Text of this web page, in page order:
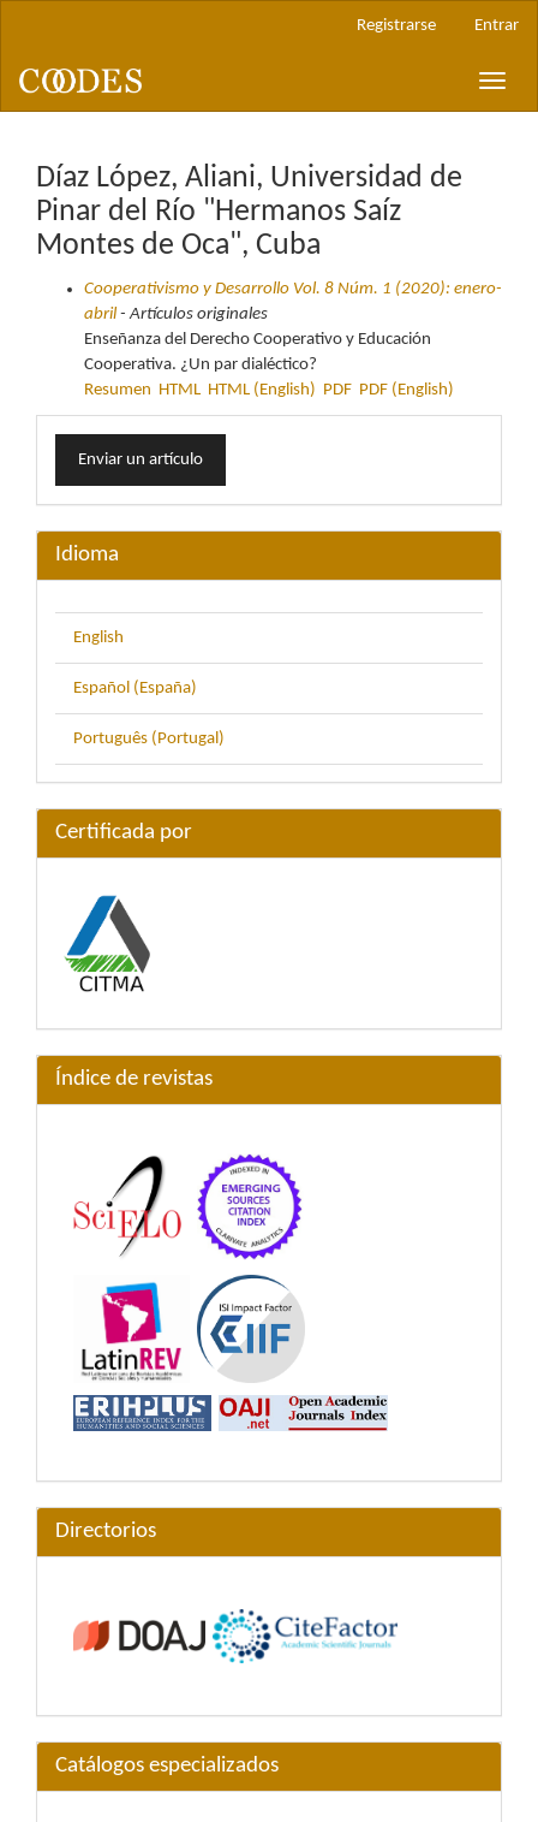
principal
Barra
Registrarse Entrar
Toggle
Díaz López, Aliani, Universidad de
Pinar del Río "Hermanos Saíz
Montes de Oca", Cuba
Cooperativismo y Desarrollo Vol. 8 Núm. 1 (2020): enero-
abril- Artículos originales
Enseñanza del Derecho Cooperativo y Educación
Cooperativa. ¿Un par dialéctico?
Resumen HTML HTML (English) PDF PDF (English)
Enviar
unEnviar un artículo
Idioma
English
Español (España)
Português (Portugal)
Certificada por
Índice de revistas
Directorios
Catálogos especializados